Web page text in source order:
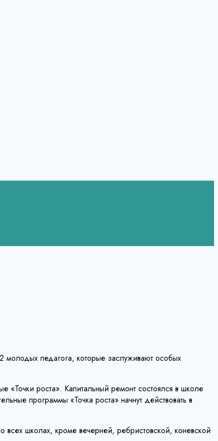
педагога, которые заслуживают особых
роста». Капитальный ремонт состоялся в школе
программы «Точка роста» начнут действовать в
всех школах, кроме вечерней, ребристовской, коневской